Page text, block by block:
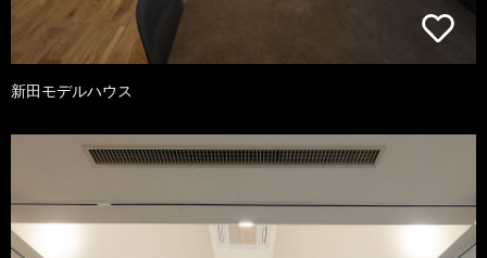
新田モデルハウス